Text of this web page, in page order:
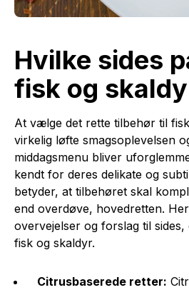
Hvilke sides
fisk og
At vælge det rette tilbehør til
virkelig løfte smagsoplevelsen
middagsmenu bliver
kendt for deres delikate og
betyder, at tilbehøret skal
end overdøve, hovedretten.
overvejelser og forslag til
fisk og skaldyr.
Citrusbaserede retter: